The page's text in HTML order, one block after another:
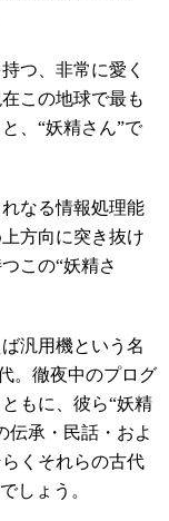
つ、非常に愛く
この地球で最も
、“妖精さん”で
なる情報処理能
方向に突き抜け
この“妖精さ
汎用機という名
。徹夜中のプログ
もに、彼ら“妖精
伝承・民話・およ
くそれらの古代
しょう。